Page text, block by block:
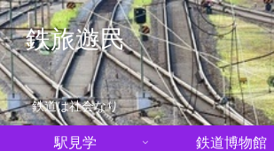
鉄旅遊民
鉄道は社会なり
駅見学 鉄道博物館